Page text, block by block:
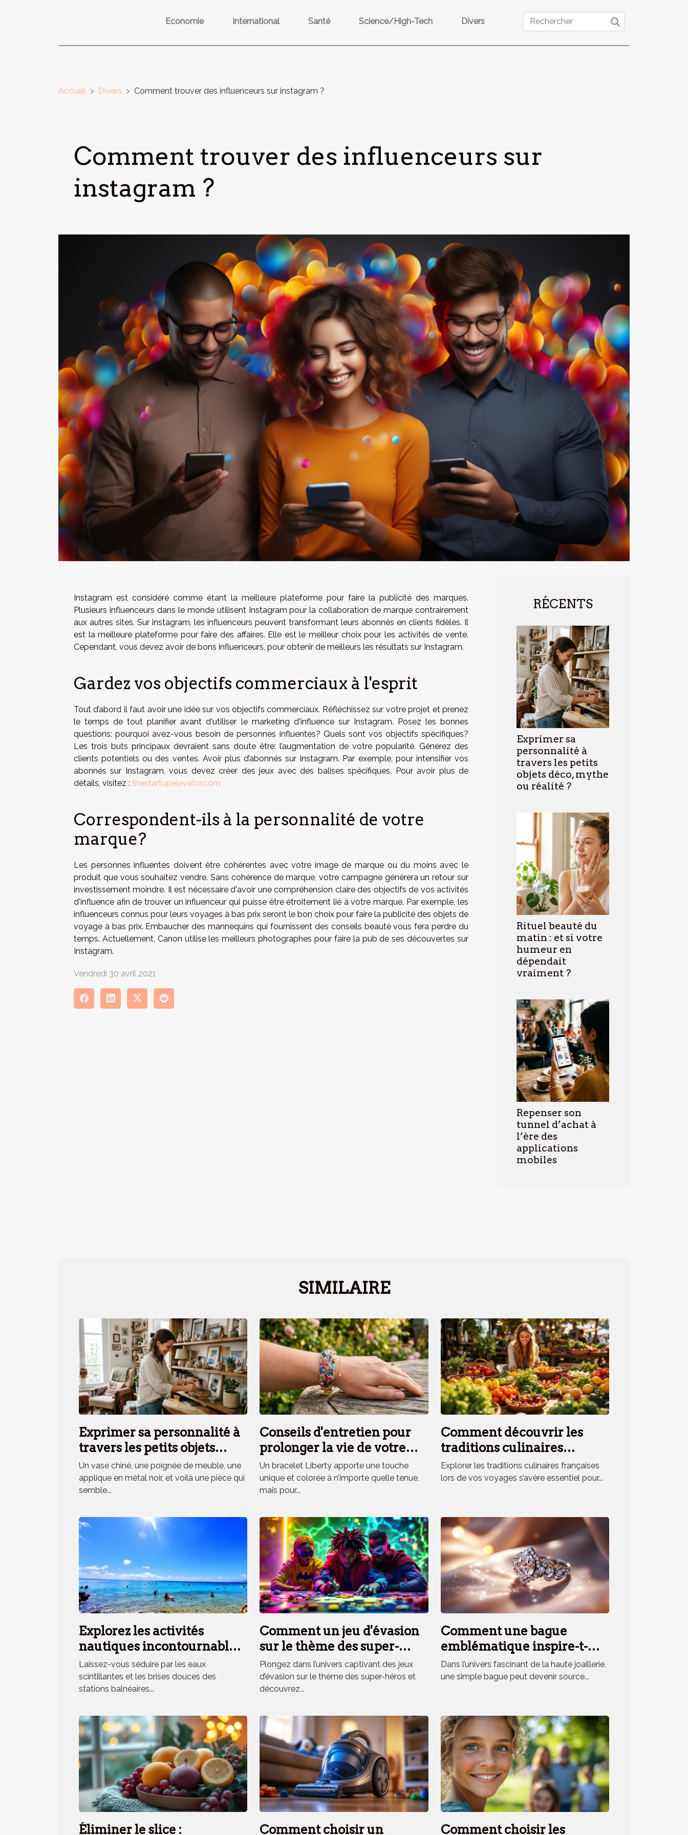
Economie International Santé Science/High-Tech Divers
Accueil Divers Comment trouver des influenceurs sur instagram ?
Comment trouver des influenceurs sur
instagram ?
Instagram est considéré comme étant la meilleure plateforme pour faire la publicité des marques.
Plusieurs influenceurs dans le monde utilisent Instagram pour la collaboration de marque contrairement
aux autres sites. Sur instagram, les influenceurs peuvent transformant leurs abonnés en clients fidèles. Il
est la meilleure plateforme pour faire des affaires. Elle est le meilleur choix pour les activités de vente.
Cependant, vous devez avoir de bons influenceurs, pour obtenir de meilleurs les résultats sur Instagram.
Gardez vos objectifs commerciaux à l'esprit
Tout d’abord il faut avoir une idée sur vos objectifs commerciaux. Réfléchissez sur votre projet et prenez
le temps de tout planifier avant d'utiliser le marketing d'influence sur Instagram. Posez les bonnes
questions: pourquoi avez-vous besoin de personnes influentes? Quels sont vos objectifs spécifiques?
Les trois buts principaux devraient sans doute être: l’augmentation de votre popularité. Générez des
clients potentiels ou des ventes. Avoir plus d’abonnés sur Instagram. Par exemple, pour intensifier vos
abonnés sur Instagram, vous devez créer des jeux avec des balises spécifiques. Pour avoir plus de
détails, visitez : thestartupelevator.com
Correspondent-ils à la personnalité de votre
marque?
Les personnes influentes doivent être cohérentes avec votre image de marque ou du moins avec le
produit que vous souhaitez vendre. Sans cohérence de marque, votre campagne générera un retour sur
investissement moindre. Il est nécessaire d'avoir une compréhension claire des objectifs de vos activités
d'influence afin de trouver un influenceur qui puisse être étroitement lié à votre marque. Par exemple, les
influenceurs connus pour leurs voyages à bas prix seront le bon choix pour faire la publicité des objets de
voyage à bas prix. Embaucher des mannequins qui fournissent des conseils beauté vous fera perdre du
temps. Actuellement, Canon utilise les meilleurs photographes pour faire la pub de ses découvertes sur
Instagram.
Vendredi 30 avril 2021
RÉCENTS
Exprimer sa
personnalité à
travers les petits
objets déco, mythe
ou réalité ?
Rituel beauté du
matin : et si votre
humeur en
dépendait
vraiment ?
Repenser son
tunnel d’achat à
l’ère des
applications
mobiles
SIMILAIRE
Exprimer sa personnalité à
travers les petits objets
déco, mythe ou réalité ?
Un vase chiné, une poignée de meuble, une
applique en métal noir, et voilà une pièce qui
semble...
Conseils d'entretien pour
prolonger la vie de votre
bracelet Liberty
Un bracelet Liberty apporte une touche
unique et colorée à n’importe quelle tenue,
mais pour...
Comment découvrir les
traditions culinaires
françaises lors de vos
voyages ?
Explorer les traditions culinaires françaises
lors de vos voyages s’avère essentiel pour...
Explorez les activités
nautiques incontournables
en station balnéaire
méridionale
Laissez-vous séduire par les eaux
scintillantes et les brises douces des
stations balnéaires...
Comment un jeu d'évasion
sur le thème des super-
héros renforce la cohésion
d'équipe ?
Plongez dans l’univers captivant des jeux
d’évasion sur le thème des super-héros et
découvrez...
Comment une bague
emblématique inspire-t-
elle un parfum unique ?
Dans l’univers fascinant de la haute joaillerie,
une simple bague peut devenir source...
Éliminer le slice : Comment choisir un Comment choisir les